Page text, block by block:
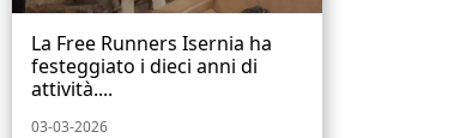
La Free Runners Isernia ha
festeggiato i dieci anni di
attività....
03-03-2026